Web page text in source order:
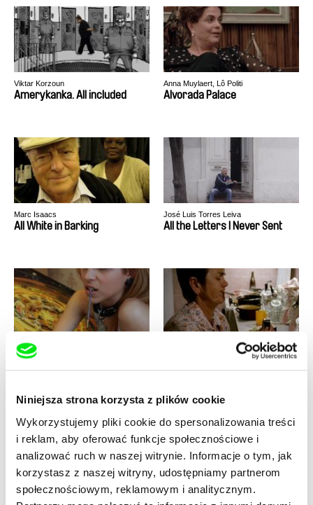
Niniejsza strona korzysta z plików cookie
Wykorzystujemy pliki cookie do spersonalizowania treści
i reklam, aby oferować funkcje społecznościowe i
analizować ruch w naszej witrynie. Informacje o tym, jak
korzystasz z naszej witryny, udostępniamy partnerom
społecznościowym, reklamowym i analitycznym.
Viktar Korzoun
Amerykanka. All included
Anna Muylaert, Lô Politi
Alvorada Palace
Marc Isaacs
All White in Barking
José Luis Torres Leiva
All the Letters I Never Sent
Isabela Tent
Alice On & Off
Nicolas Wadimoff
Aisheen (Still Alive In Gaza)
Ignacio Agüero
Agustin’s Newspaper